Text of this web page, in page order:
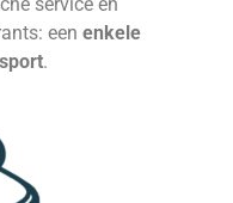
een enkele
.